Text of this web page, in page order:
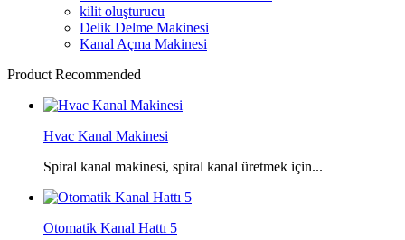
kilit oluşturucu
Delik Delme Makinesi
Kanal Açma Makinesi
Product Recommended
Hvac Kanal Makinesi
Spiral kanal makinesi, spiral kanal üretmek için...
Otomatik Kanal Hattı 5